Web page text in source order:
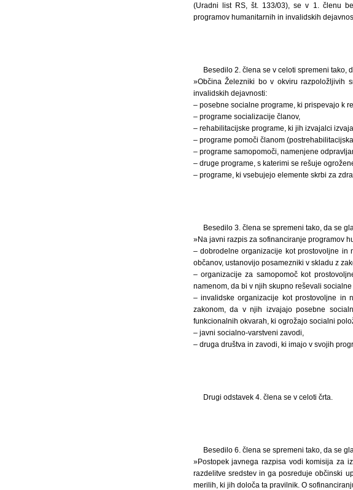
(Uradni list RS, št. 133/03), se v 1. členu
programov humanitarnih in invalidskih
Besedilo 2. člena se v celoti spremeni tako,
»Občina Železniki bo v okviru razpoložljivih
invalidskih dejavnosti:
– posebne socialne programe, ki prispevajo k
– programe socializacije članov,
– rehabilitacijske programe, ki jih izvajalci
– programe pomoči članom
– programe samopomoči, namenjene
– druge programe, s katerimi se rešuje
– programe, ki vsebujejo elemente skrbi za
Besedilo 3. člena se spremeni tako, da se
»Na javni razpis za sofinanciranje programov
– dobrodelne organizacije kot prostovoljne
občanov, ustanovijo posamezniki v skladu z
– organizacije za samopomoč kot
namenom, da bi v njih skupno reševali
– invalidske organizacije kot prostovoljne in
zakonom, da v njih izvajajo posebne
funkcionalnih okvarah, ki ogrožajo socialni
– javni socialno-varstveni zavodi,
– druga društva in zavodi, ki imajo v svojih
Drugi odstavek 4. člena se v celoti črta.
Besedilo 6. člena se spremeni tako, da se
»Postopek javnega razpisa vodi komisija za
razdelitve sredstev in ga posreduje občinski
merilih, ki jih določa ta pravilnik. O